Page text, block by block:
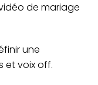
de mariage
une
et voix off.